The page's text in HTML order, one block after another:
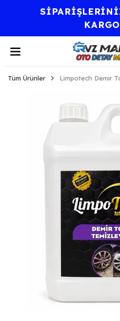
SİPARİŞLERİNİZ
KARGODA
Tüm Ürünler Limpotech Demir